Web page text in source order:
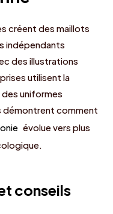
créent des maillots
indépendants
des illustrations
utilisent la
uniformes
démontrent comment
évolue vers plus
conseils